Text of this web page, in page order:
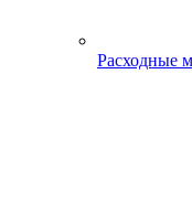
Расходные